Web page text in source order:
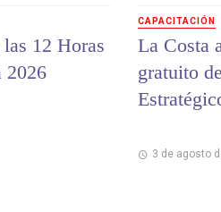
12 Horas
2026
CAPACITACIÓN
La Costa
gratuito
3 de agosto